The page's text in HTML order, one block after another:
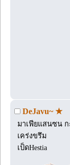
DeJavu~ ★
มาเฟียแสนซน
เคร่งขรึม
เป็ดHestia